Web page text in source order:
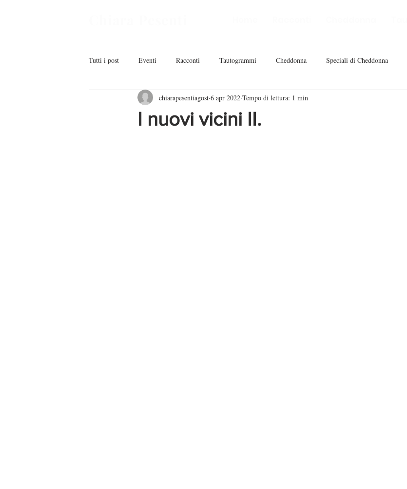
Tutti i post Eventi Racconti Tautogrammi Cheddonna Speciali di Cheddonna
I nuovi vicini II.
chiarapesentiagost 6 apr 2022 Tempo di lettura: 1 min